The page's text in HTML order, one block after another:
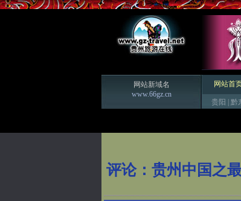
网站新域名
www.66gz.cn
网站首
贵阳 黔
评论： 贵州中国之